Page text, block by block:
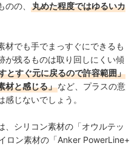
の、
丸めた程度ではゆるいカ
材でも手でまっすぐにできるも
が残るものは取り回しにくい傾
とすぐ元に戻るので許容範囲」
材と感じる」など、プラスの意
じないでしょう。
、シリコン素材の「オウルテッ
ロン素材の「Anker PowerLine+